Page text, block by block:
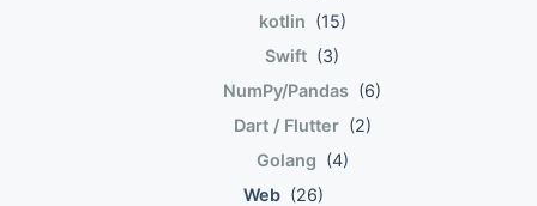
android.content.Context import
android.view.View import
android.widget.BaseAdapter import
listOf(dummyArticle1,dummyArticle2) val
findViewById(R.id.list_view) as ListView
listView.adapter = listAdapter
listView.setOnItemClickListener {
adapterView,view, position, id -> val
article = listAdapter.articles[position]
kotlin (15)
Swift (3)
NumPy/Pandas (6)
Dart / Flutter (2)
Golang (4)
Web (26)